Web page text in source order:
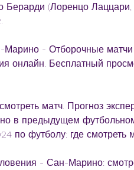
Берарди (Лоренцо Лаццари,
Марино - Отборочные матчи
онлайн. Бесплатный
матч. Прогноз
в предыдущем
по футболу: где смотреть
- Сан-Марино: